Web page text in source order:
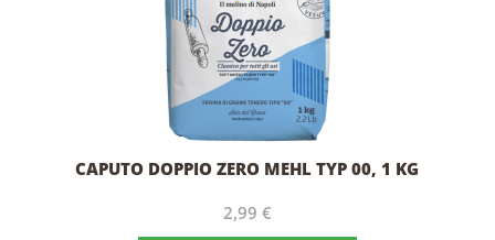
CAPUTO DOPPIO ZERO MEHL TYP 00, 1 KG
2,99 €